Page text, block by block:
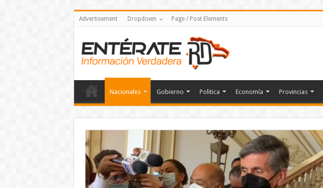
Advertisement Dropdown Page / Post Elements
Nacionales Gobierno Politica Economía Provincias